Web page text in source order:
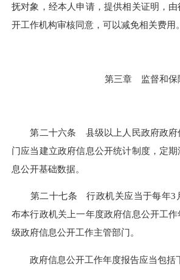
抚对象，经本人申请，提供相关证明，
开工作机构审核同意，可以减免相关费用。
第三章 监督和保
第二十六条 县级以上人民政府政府
门应当建立政府信息公开统计制度，定
息公开基础数据。
第二十七条 行政机关应当于每年3
布本行政机关上一年度政府信息公开工
级政府信息公开工作主管部门。
政府信息公开工作年度报告应当包括